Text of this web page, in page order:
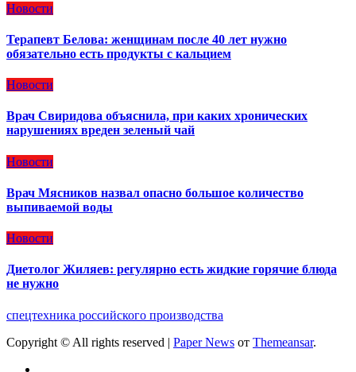
Новости
Терапевт Белова: женщинам после 40 лет нужно
обязательно есть продукты с кальцием
Новости
Врач Свиридова объяснила, при каких хронических
нарушениях вреден зеленый чай
Новости
Врач Мясников назвал опасно большое количество
выпиваемой воды
Новости
Диетолог Жиляев: регулярно есть жидкие горячие блюда
не нужно
спецтехника российского производства
Copyright © All rights reserved | Paper News от Themeansar.